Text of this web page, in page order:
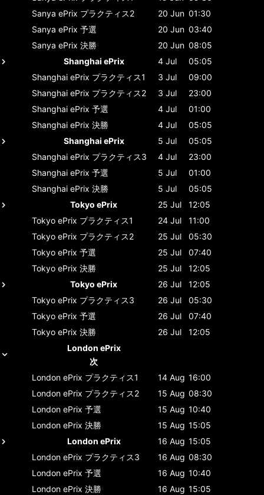
Sanya ePrix プラクティス2 20 Jun 01:30
Sanya ePrix 予選 20 Jun 03:40
Sanya ePrix 決勝 20 Jun 08:05
Shanghai ePrix
4 Jul
05:05
Shanghai ePrix プラクティス1 3 Jul
09:00
Shanghai ePrix プラクティス2 3 Jul
23:00
Shanghai ePrix 予選 4 Jul
01:00
Shanghai ePrix 決勝 4 Jul
05:05
Shanghai ePrix
5 Jul
05:05
Shanghai ePrix プラクティス3 4 Jul
23:00
Shanghai ePrix 予選 5 Jul
01:00
Shanghai ePrix 決勝 5 Jul
05:05
Tokyo ePrix
25 Jul
12:05
Tokyo ePrix プラクティス1 24 Jul
11:00
Tokyo ePrix プラクティス2 25 Jul
05:30
Tokyo ePrix 予選 25 Jul
07:40
Tokyo ePrix 決勝 25 Jul
12:05
Tokyo ePrix
26 Jul
12:05
Tokyo ePrix プラクティス3 26 Jul
05:30
Tokyo ePrix 予選 26 Jul
07:40
Tokyo ePrix 決勝 26 Jul
12:05
London ePrix
次
London ePrix プラクティス1 14 Aug 16:00
London ePrix プラクティス2 15 Aug 08:30
London ePrix 予選 15 Aug 10:40
London ePrix 決勝 15 Aug 15:05
London ePrix
16 Aug 15:05
London ePrix プラクティス3 16 Aug 08:30
London ePrix 予選 16 Aug 10:40
London ePrix 決勝 16 Aug 15:05